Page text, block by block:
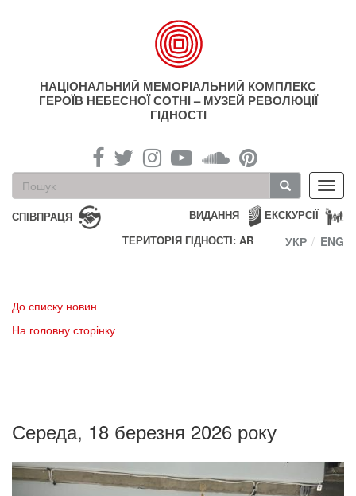
НАЦІОНАЛЬНИЙ МЕМОРІАЛЬНИЙ КОМПЛЕКС
ГЕРОЇВ НЕБЕСНОЇ СОТНІ – МУЗЕЙ РЕВОЛЮЦІЇ
ГІДНОСТІ
Пошукова
форма
Пошук
СПІВПРАЦЯ ЕКСКУРСІЇ
ВИДАННЯ
ТЕРИТОРІЯ ГІДНОСТІ: AR
УКР ENG
До списку новин
На головну сторінку
Середа, 18 березня 2026 року